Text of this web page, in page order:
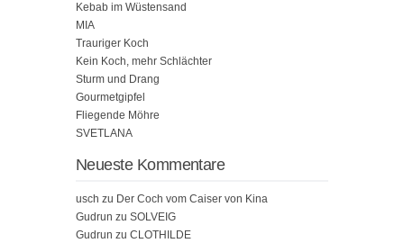
Kebab im Wüstensand
MIA
Trauriger Koch
Kein Koch, mehr Schlächter
Sturm und Drang
Gourmetgipfel
Fliegende Möhre
SVETLANA
Neueste Kommentare
usch zu Der Coch vom Caiser von Kina
Gudrun zu SOLVEIG
Gudrun zu CLOTHILDE